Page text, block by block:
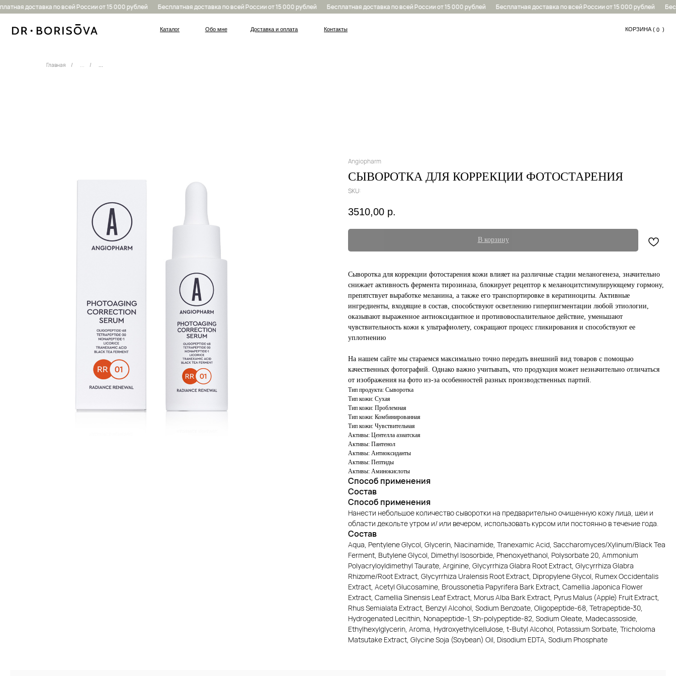
доставка по всей России от 15 000 рублей Бесплатная доставка по всей России от 15 000 рублей Бесплатная доставка по всей России от 15 000 рублей Бесплатная доставка по всей России от 15 000 рублей
Каталог Доставка и оплата
Главная / ... / ...
СЫВОРОТКА ДЛЯ КОРРЕКЦИИ ФОТОСТАРЕНИЯ
Angiopharm
SKU:
3510,00 р.
В корзину
Сыворотка для коррекции фотостарения кожи влияет на различные стадии меланогенеза, значительно
снижает активность фермента тирозиназа, блокирует рецептор к меланоцитстимулирующему гормону,
препятствует выработке меланина, а также его транспортировке в кератиноциты. Активные
ингредиенты, входящие в состав, способствуют осветлению гиперпигментации любой этиологии,
оказывают выраженное антиоксидантное и противовоспалительное действие, уменьшают
чувствительность кожи к ультрафиолету, сокращают процесс гликирования и способствуют ее
уплотнению
На нашем сайте мы стараемся максимально точно передать внешний вид товаров с помощью
качественных фотографий. Однако важно учитывать, что продукция может незначительно отличаться
от изображения на фото из-за особенностей разных производственных партий.
Тип продукта: Сыворотка
Тип кожи: Сухая
Тип кожи: Проблемная
Тип кожи: Комбинированная
Тип кожи: Чувствительная
Активы: Центелла азиатская
Активы: Пантенол
Активы: Антиоксиданты
Активы: Пептиды
Активы: Аминокислоты
Способ применения
Состав
Способ применения
Нанести небольшое количество сыворотки на предварительно очищенную кожу лица, шеи и
области декольте утром и/ или вечером, использовать курсом или постоянно в течение года.
Состав
Aqua, Pentylene Glycol, Glycerin, Niacinamide, Tranexamic Acid, Saccharomyces/Xylinum/Black Tea
Ferment, Butylene Glycol, Dimethyl Isosorbide, Phenoxyethanol, Polysorbatе 20, Ammonium
Polyacryloyldimethyl Taurate, Arginine, Glycyrrhiza Glabra Root Extract, Glycyrrhiza Glabra
Rhizome/Root Extract, Glycyrrhiza Uralensis Root Extract, Dipropylene Glycol, Rumex Occidentalis
Extract, Acetyl Glucosamine, Broussonetia Papyrifera Bark Extract, Camellia Japonica Flower
Extract, Camellia Sinensis Leaf Extract, Morus Alba Bark Extract, Pyrus Malus (Apple) Fruit Extract,
Rhus Semialata Extract, Benzyl Alcohol, Sodium Benzoate, Oligopeptide-68, Tetrapeptide-30,
Hydrogenated Lecithin, Nonapeptide-1, Sh-polypeptide-82, Sodium Oleate, Madecassoside,
Ethylhexylglycerin, Aroma, Hydroxyethylcellulose, t-Butyl Alcohol, Potassium Sorbate, Tricholoma
Matsutake Extract, Glycine Soja (Soybean) Oil, Disodium EDTA, Sodium Phosphate